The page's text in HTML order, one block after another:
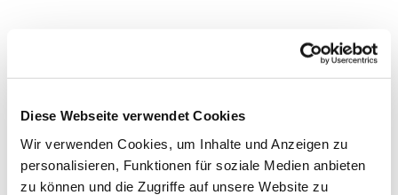
Diese Webseite verwendet Cookies
Wir verwenden Cookies, um Inhalte und Anzeigen zu
personalisieren, Funktionen für soziale Medien anbieten
zu können und die Zugriffe auf unsere Website zu
interessieren